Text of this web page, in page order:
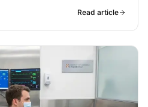
Read article